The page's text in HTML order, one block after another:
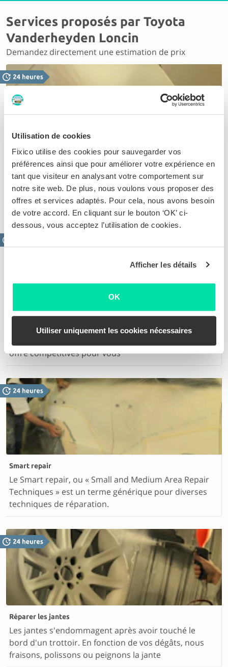
Utilisation de cookies
Fixico utilise des cookies pour sauvegarder vos
préférences ainsi que pour améliorer votre expérience en
tant que visiteur en analysant votre comportement sur
notre site web. De plus, nous voulons vous proposer des
offres et services adaptés. Pour cela, nous avons besoin
de votre accord. En cliquant sur le bouton ‘OK’ ci-
dessous, vous acceptez l’utilisation de cookies.
Afficher les détails
OK
Utiliser uniquement les cookies nécessaires
Services proposés par Toyota
Vanderheyden Loncin
Demandez directement une estimation de prix
Débosseler
Grâce aux nouvelles techniques, les tarifs pour
débosseler sont souvent moins chers que ce que
vous pensez. Une offre sur mesure vous permet
d'économiser des dizaines d'euros
Eliminer les rayures
Des rayures superficielles ou profondes. Sur base
offre compétitives pour vous
Smart repair
Le Smart repair, ou « Small and Medium Area Repair
Techniques » est un terme générique pour diverses
techniques de réparation.
Réparer les jantes
Les jantes s'endommagent après avoir touché le
bord d'un trottoir. En fonction de vos dégâts, nous
fraisons, polissons ou peignons la jante